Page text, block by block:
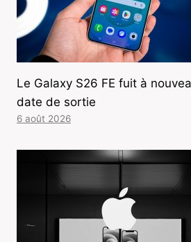
Le Galaxy S26 FE fuit à
date de sortie
6 août 2026